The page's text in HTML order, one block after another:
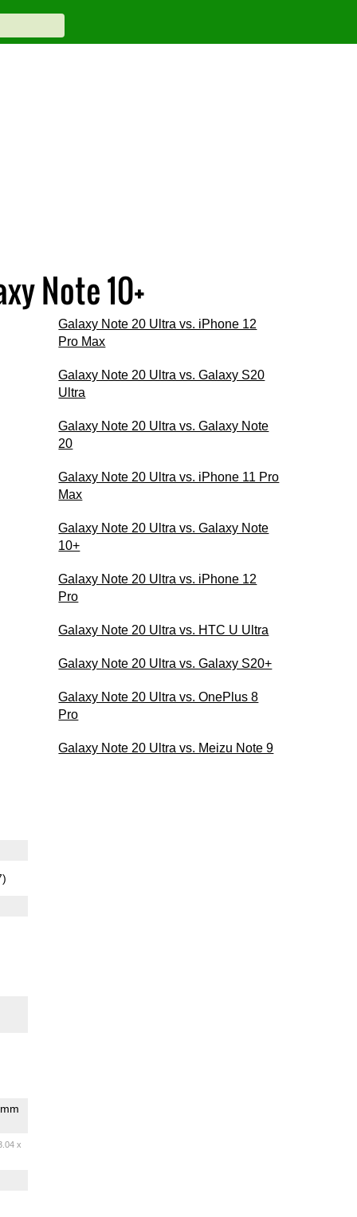
Note 10+
x
Galaxy Note 20 Ultra vs. iPhone 12
Pro Max
Galaxy Note 20 Ultra vs. Galaxy S20
Ultra
Galaxy Note 20 Ultra vs. Galaxy Note
20
Galaxy Note 20 Ultra vs. iPhone 11 Pro
Max
Galaxy Note 20 Ultra vs. Galaxy Note
10+
Galaxy Note 20 Ultra vs. iPhone 12
Pro
Galaxy Note 20 Ultra vs. HTC U Ultra
Galaxy Note 20 Ultra vs. Galaxy S20+
Galaxy Note 20 Ultra vs. OnePlus 8
Pro
Galaxy Note 20 Ultra vs. Meizu Note 9